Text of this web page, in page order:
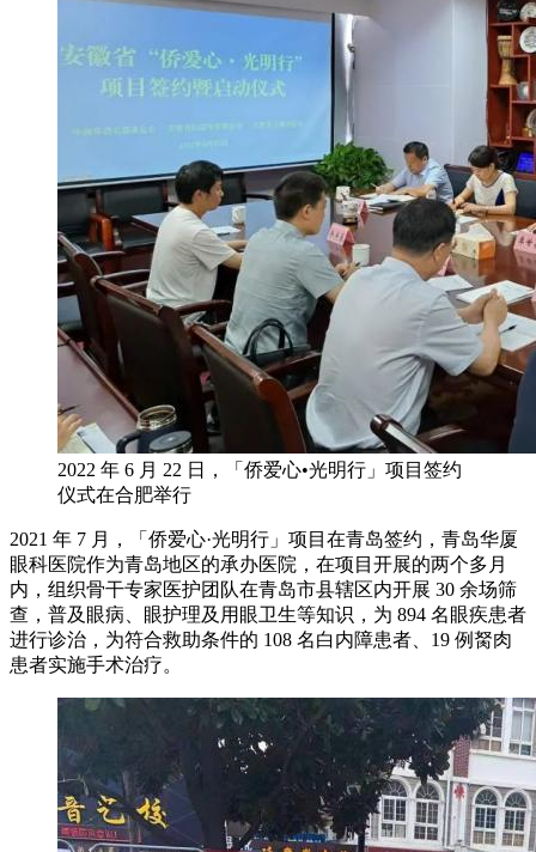
2022 年 6 月 22 日，「侨爱心•光明行」项目签约
仪式在合肥举行
2021 年 7 月，「侨爱心·光明行」项目在青岛签约，青岛华厦
眼科医院作为青岛地区的承办医院，在项目开展的两个多月
内，组织骨干专家医护团队在青岛市县辖区内开展 30 余场筛
查，普及眼病、眼护理及用眼卫生等知识，为 894 名眼疾患者
进行诊治，为符合救助条件的 108 名白内障患者、19 例胬肉
患者实施手术治疗。